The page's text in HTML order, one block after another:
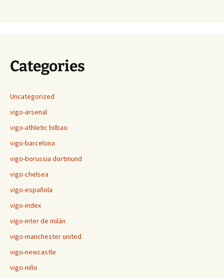
Categories
Uncategorized
vigo-arsenal
vigo-athletic bilbao
vigo-barcelona
vigo-borussia dortmund
vigo-chelsea
vigo-española
vigo-index
vigo-inter de milán
vigo-manchester united
vigo-newcastle
vigo-niño